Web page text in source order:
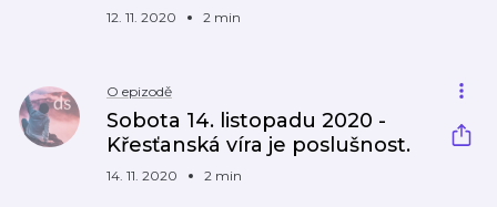
12. 11. 2020 2 min
O epizodě
Sobota 14. listopadu 2020 -
Křesťanská víra je poslušnost.
14. 11. 2020 2 min